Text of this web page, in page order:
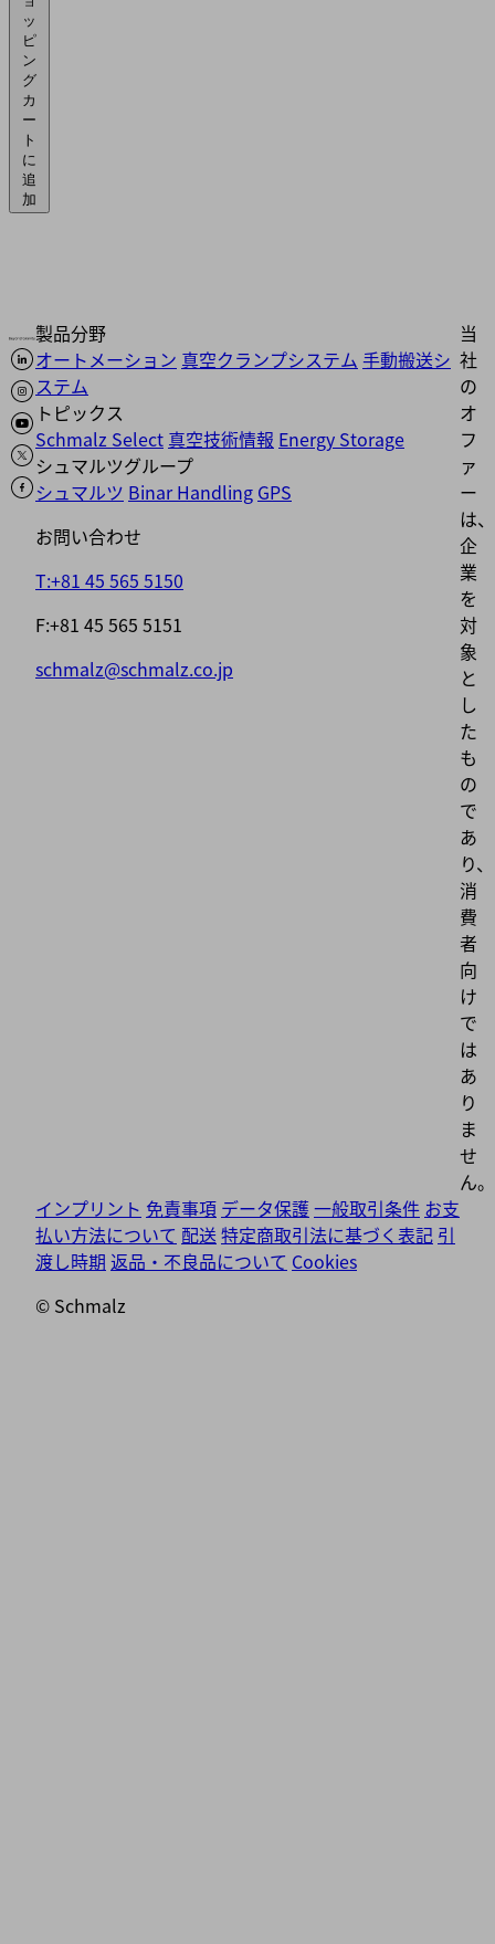
ッ
ピ
ン
グ
カ
ー
ト
に
追
加
製品分野
オートメーション 真空クランプシステム 手動搬送シ
ステム
トピックス
Schmalz Select 真空技術情報 Energy Storage
シュマルツグループ
シュマルツ Binar Handling GPS
お問い合わせ
T:+81 45 565 5150
F:+81 45 565 5151
schmalz@schmalz.co.jp
当
社
の
オ
フ
ァ
ー
は、
企
業
を
対
象
と
し
た
も
の
で
あ
り、
消
費
者
向
け
で
は
あ
り
ま
せ
ん。
インプリント 免責事項 データ保護 一般取引条件 お支
払い方法について 配送特定商取引法に基づく表記 引
渡し時期 返品・不良品について Cookies
© Schmalz